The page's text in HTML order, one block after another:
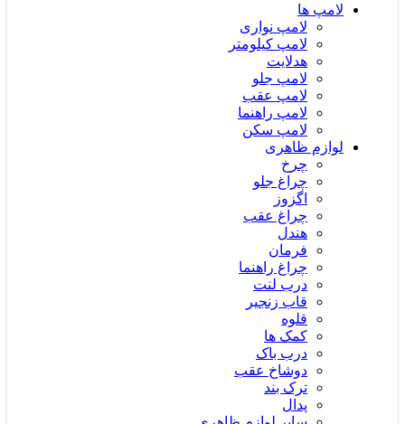
لامپ ها
لامپ نواری
لامپ کیلومتر
هدلایت
لامپ جلو
لامپ عقب
لامپ راهنما
لامپ سکن
لوازم ظاهری
چرخ
چراغ جلو
اگزوز
چراغ عقب
هندل
فرمان
چراغ راهنما
درب لنت
قاب زنجیر
قلوه
کمک ها
درب باک
دوشاخ عقب
ترک بند
پدال